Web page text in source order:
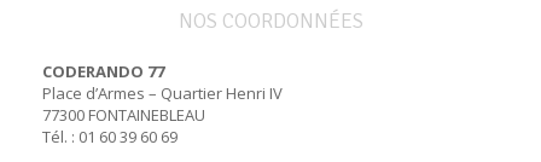
NOS COORDONNÉES
CODERANDO 77
Place d’Armes – Quartier Henri IV
77300 FONTAINEBLEAU
Tél. : 01 60 39 60 69